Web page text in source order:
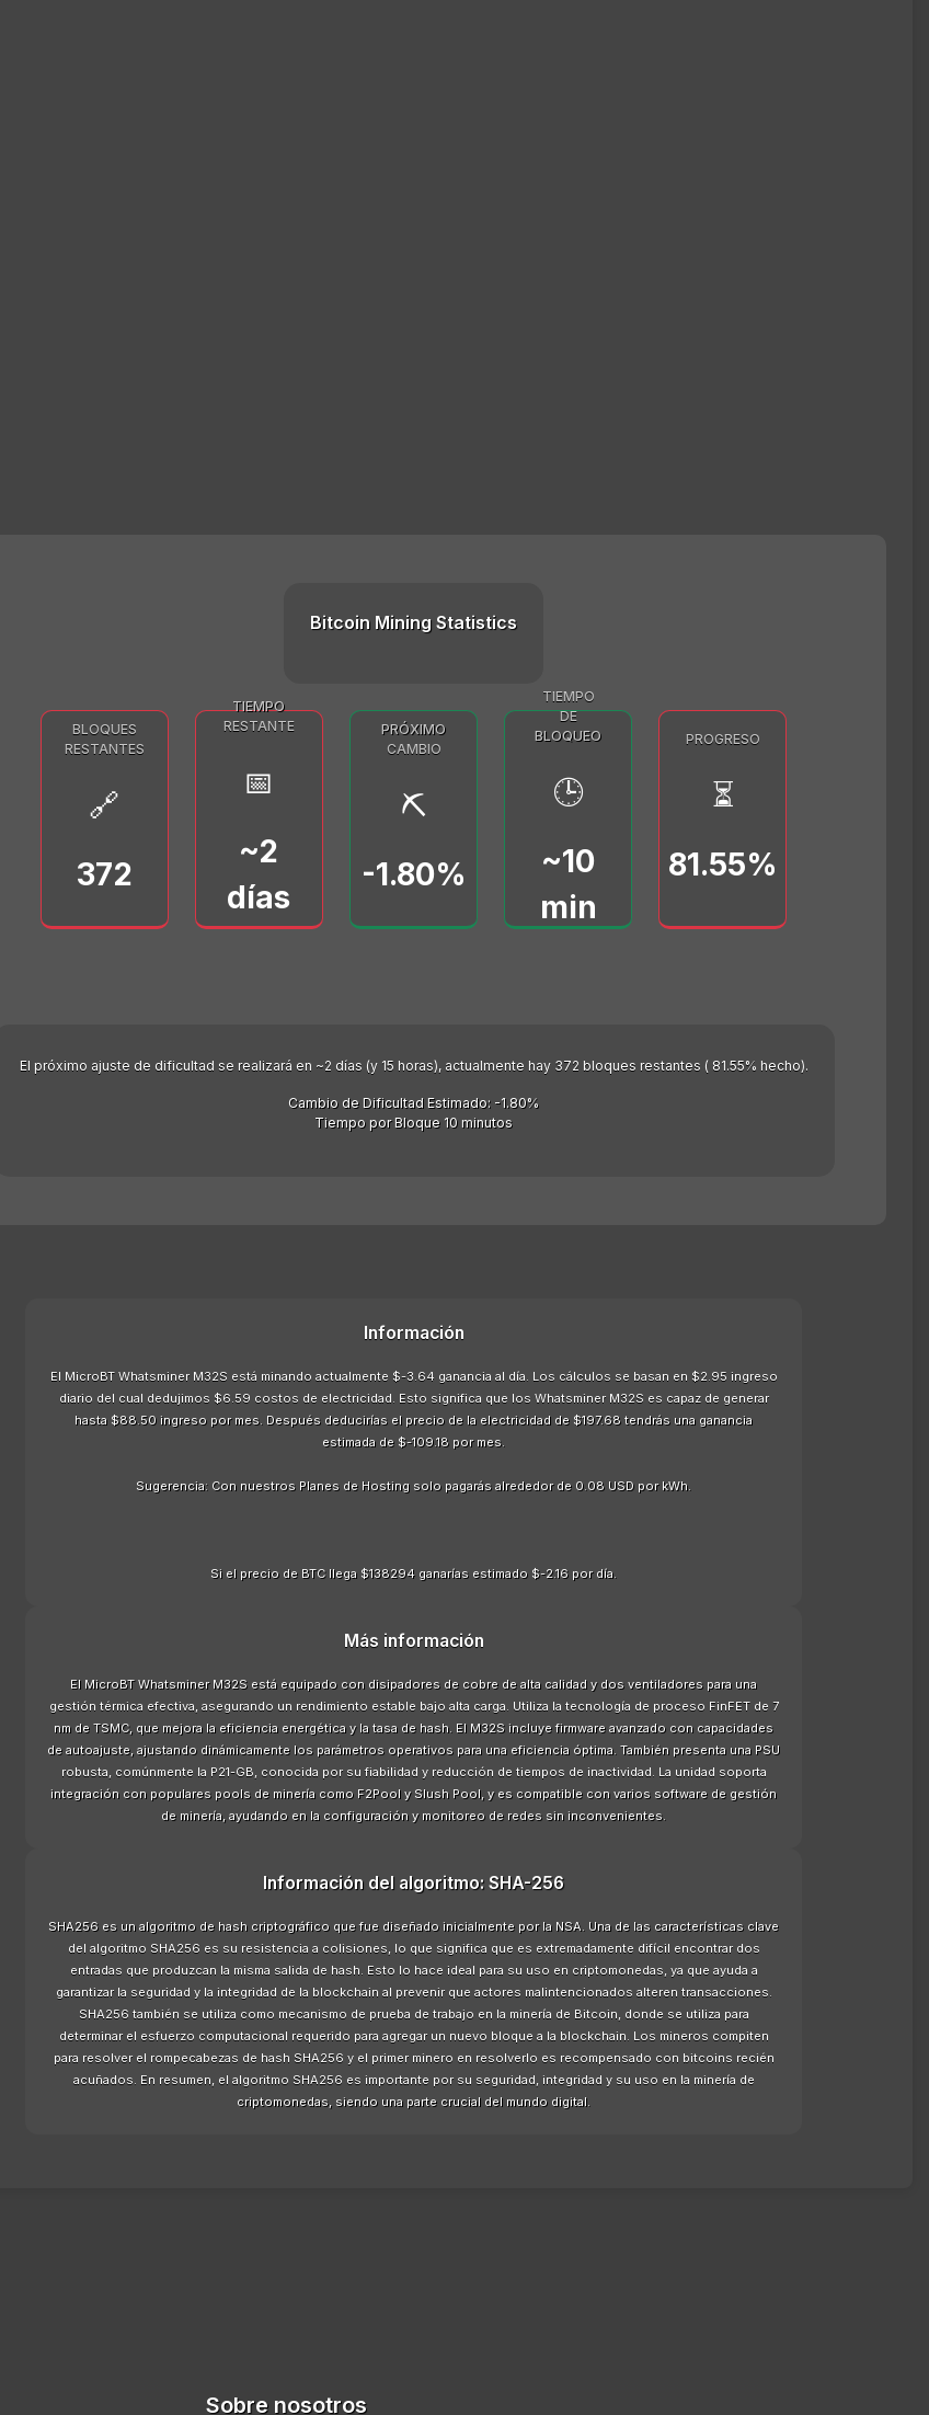
Bitcoin Mining Statistics
BLOQUES
RESTANTES
🔗
372
TIEMPO
RESTANTE
📅
~2
días
PRÓXIMO
CAMBIO
⛏️
-1.80%
TIEMPO
DE
BLOQUEO
🕒
~10
min
PROGRESO
⏳
81.55%
El próximo ajuste de dificultad se realizará en ~2 días (y 15 horas), actualmente hay 372 bloques restantes ( 81.55% hecho).
Cambio de Dificultad Estimado: -1.80%
Tiempo por Bloque 10 minutos
Información
El MicroBT Whatsminer M32S está minando actualmente $-3.64 ganancia al día. Los cálculos se basan en $2.95 ingreso
diario del cual dedujimos $6.59 costos de electricidad. Esto significa que los Whatsminer M32S es capaz de generar
hasta $88.50 ingreso por mes. Después deducirías el precio de la electricidad de $197.68 tendrás una ganancia
estimada de $-109.18 por mes.
Sugerencia: Con nuestros Planes de Hosting solo pagarás alrededor de 0.08 USD por kWh.
Si el precio de BTC llega $138294 ganarías estimado $-2.16 por día.
Más información
El MicroBT Whatsminer M32S está equipado con disipadores de cobre de alta calidad y dos ventiladores para una
gestión térmica efectiva, asegurando un rendimiento estable bajo alta carga. Utiliza la tecnología de proceso FinFET de 7
nm de TSMC, que mejora la eficiencia energética y la tasa de hash. El M32S incluye firmware avanzado con capacidades
de autoajuste, ajustando dinámicamente los parámetros operativos para una eficiencia óptima. También presenta una PSU
robusta, comúnmente la P21-GB, conocida por su fiabilidad y reducción de tiempos de inactividad. La unidad soporta
integración con populares pools de minería como F2Pool y Slush Pool, y es compatible con varios software de gestión
de minería, ayudando en la configuración y monitoreo de redes sin inconvenientes.
Información del algoritmo: SHA-256
SHA256 es un algoritmo de hash criptográfico que fue diseñado inicialmente por la NSA. Una de las características clave
del algoritmo SHA256 es su resistencia a colisiones, lo que significa que es extremadamente difícil encontrar dos
entradas que produzcan la misma salida de hash. Esto lo hace ideal para su uso en criptomonedas, ya que ayuda a
garantizar la seguridad y la integridad de la blockchain al prevenir que actores malintencionados alteren transacciones.
SHA256 también se utiliza como mecanismo de prueba de trabajo en la minería de Bitcoin, donde se utiliza para
determinar el esfuerzo computacional requerido para agregar un nuevo bloque a la blockchain. Los mineros compiten
para resolver el rompecabezas de hash SHA256 y el primer minero en resolverlo es recompensado con bitcoins recién
acuñados. En resumen, el algoritmo SHA256 es importante por su seguridad, integridad y su uso en la minería de
criptomonedas, siendo una parte crucial del mundo digital.
Sobre nosotros